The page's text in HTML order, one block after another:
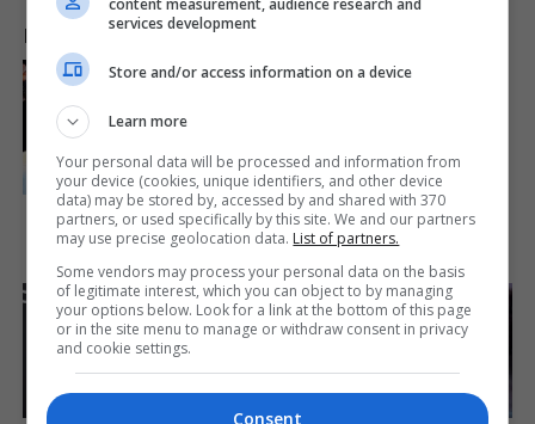
LAJME NGA INTERNETI
Iconic '90s Entertainment
Couples We'll Never Forget
Are You The Same Alone
content measurement, audience research and
services development
Store and/or access information on a device
Learn more
Your personal data will be processed and information from
your device (cookies, unique identifiers, and other device
data) may be stored by, accessed by and shared with 370
partners, or used specifically by this site. We and our partners
may use precise geolocation data. List of partners.
Some vendors may process your personal data on the basis
of legitimate interest, which you can object to by managing
your options below. Look for a link at the bottom of this page
or in the site menu to manage or withdraw consent in privacy
and cookie settings.
Consent